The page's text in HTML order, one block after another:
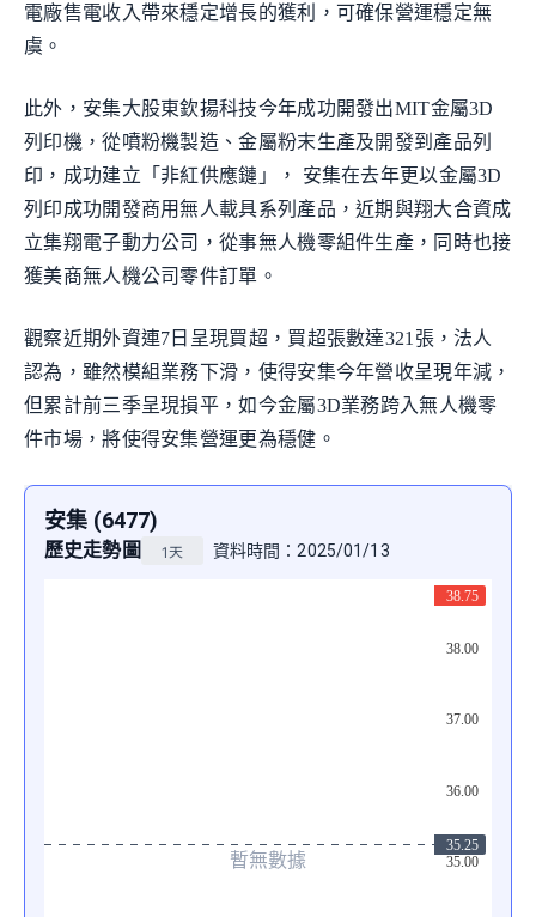
電廠售電收入帶來穩定增長的獲利，可確保營運穩定無
虞。
此外，安集大股東欽揚科技今年成功開發出MIT金屬3D
列印機，從噴粉機製造、金屬粉末生產及開發到產品列
印，成功建立「非紅供應鏈」， 安集在去年更以金屬3D
列印成功開發商用無人載具系列產品，近期與翔大合資成
立集翔電子動力公司，從事無人機零組件生產，同時也接
獲美商無人機公司零件訂單。
觀察近期外資連7日呈現買超，買超張數達321張，法人
認為，雖然模組業務下滑，使得安集今年營收呈現年減，
但累計前三季呈現損平，如今金屬3D業務跨入無人機零
件市場，將使得安集營運更為穩健。